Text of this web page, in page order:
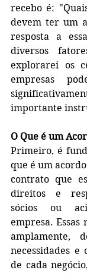
recebo é:
devem ter um
resposta a
diversos
explorarei os
empresas
importante
O Que é um
Primeiro, é
que é um
contrato que
direitos e
sócios ou
empresa.
amplamente,
necessidades e
de cada